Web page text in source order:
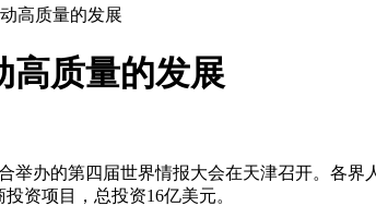
高质量的发展
高质量的发展
举办的第四届世界情报大会在天津召开。各
资项目，总投资16亿美元。